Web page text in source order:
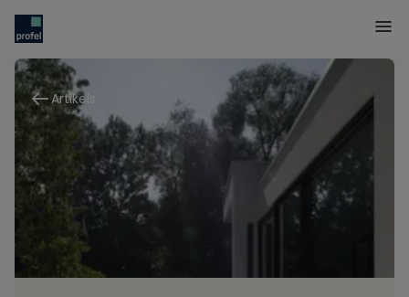
Artikels